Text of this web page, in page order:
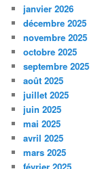
janvier 2026
décembre 2025
novembre 2025
octobre 2025
septembre 2025
août 2025
juillet 2025
juin 2025
mai 2025
avril 2025
mars 2025